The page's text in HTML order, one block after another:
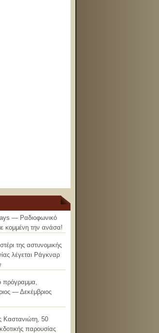
— Ραδιοφωνικό
κομμένη την ανάσα!
της αστυνομικής
λέγεται Ράγκναρ
πρόγραμμα,
— Δεκέμβριος
Καστανιώτη, 50
παρουσίας